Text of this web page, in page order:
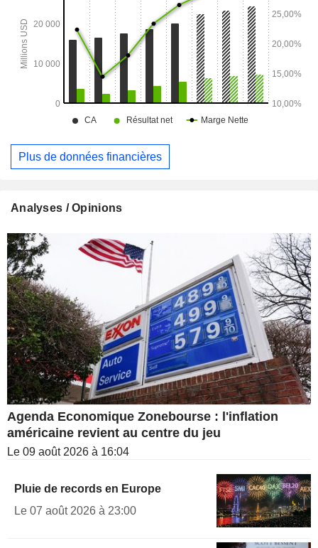
Plus de données financières
Analyses / Opinions
Agenda Economique Zonebourse : l'inflation
américaine revient au centre du jeu
Le 09 août 2026 à 16:04
Pluie de records en Europe
Le 07 août 2026 à 23:00